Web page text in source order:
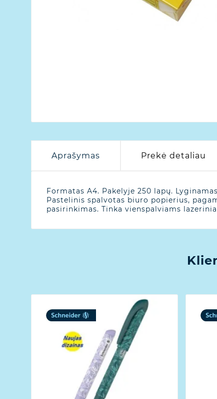
Aprašymas Prekė detaliau
Formatas A4. Pakelyje 250 lapų.
Pastelinis spalvotas biuro popierius,
pasirinkimas. Tinka vienspalviams